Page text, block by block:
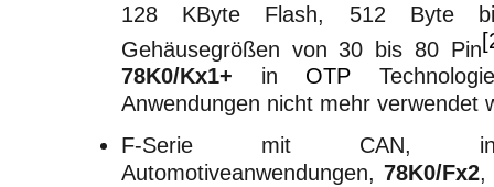
128 KByte Flash, 512 Byte
Gehäusegrößen von 30 bis 80 Pin
78K0/Kx1+ in OTP
Anwendungen nicht mehr verwendet
F-Serie mit CAN,
Automotiveanwendungen, 78K0/Fx2,